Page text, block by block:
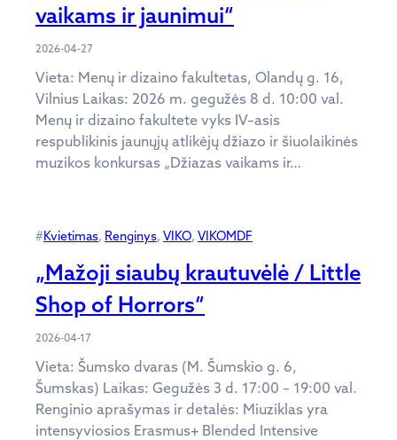
vaikams ir jaunimui“
2026-04-27
Vieta: Menų ir dizaino fakultetas, Olandų g. 16,
Vilnius Laikas: 2026 m. gegužės 8 d. 10:00 val.
Menų ir dizaino fakultete vyks IV–asis
respublikinis jaunųjų atlikėjų džiazo ir šiuolaikinės
muzikos konkursas „Džiazas vaikams ir…
#Kvietimas, Renginys, VIKO, VIKOMDF
„Mažoji siaubų krautuvėlė / Little
Shop of Horrors“
2026-04-17
Vieta: Šumsko dvaras (M. Šumskio g. 6,
Šumskas) Laikas: Gegužės 3 d. 17:00 – 19:00 val.
Renginio aprašymas ir detalės: Miuziklas yra
intensyviosios Erasmus+ Blended Intensive